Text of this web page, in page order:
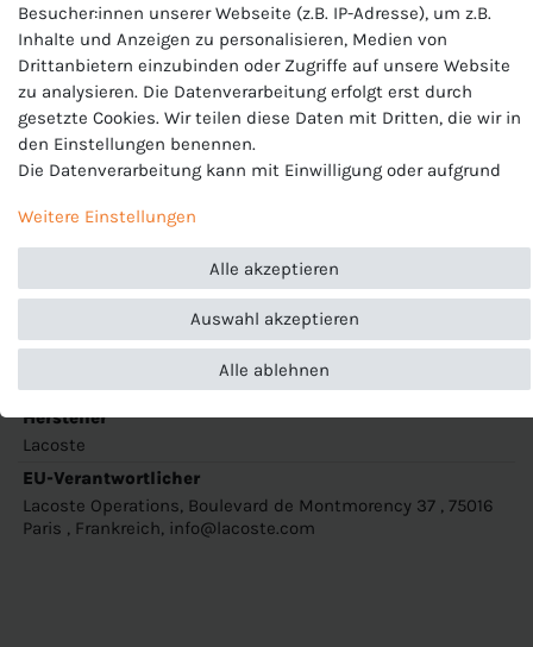
Eigenschaften:
Passform:Regular fit; Rundhals
Temperaturregulierung: Ultra Dry Material für schnelle
Feuchtigkeitabfuhr; Schnelltrocknend und atmungsaktiv.
Material:65% Baumwolle - 35% Polyester
Rundhals
Atmungsaktiv
Feuchtigkeitabfuhr
Hersteller
Lacoste
EU-Verantwortlicher
Lacoste Operations, Boulevard de Montmorency 37 , 75016
Paris , Frankreich, info@lacoste.com
Besucher:innen unserer Webseite (z.B. IP-Adresse), um z.B.
Inhalte und Anzeigen zu personalisieren, Medien von
Drittanbietern einzubinden oder Zugriffe auf unsere Website
zu analysieren. Die Datenverarbeitung erfolgt erst durch
gesetzte Cookies. Wir teilen diese Daten mit Dritten, die wir in
den Einstellungen benennen.
Die Datenverarbeitung kann mit Einwilligung oder aufgrund
erteilt oder abgelehnt werden. Es besteht das Recht, nicht
einzuwilligen und die Einwilligung zu einem späteren
Zeitpunkt zu ändern oder zu widerrufen. Beachten Sie unser
Impressumund weitere Hinweise zur Verwendung
personenbezogener Daten in unsererDaten­schutz­erklärung
Weitere Einstellungen
Alle akzeptieren
Alle ablehnen
Auswahl akzeptieren